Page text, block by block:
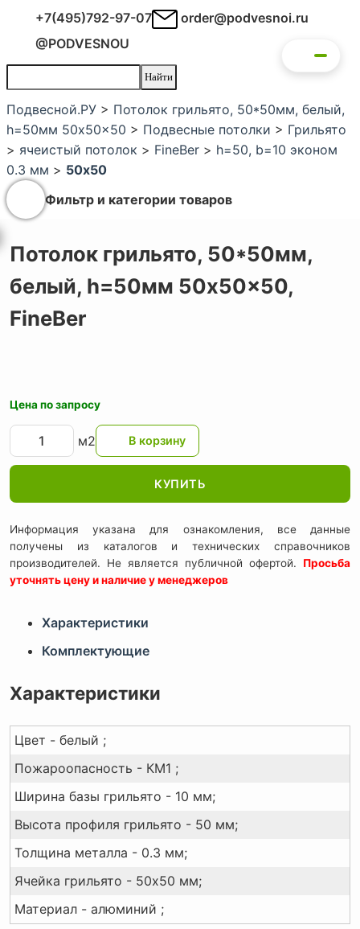
+7(495)792-97-07
order@podvesnoi.ru
@PODVESNOU
Подвесной.РУ > Потолок грильято, 50*50мм, белый,
h=50мм 50x50x50 > Подвесные потолки > Грильято
> ячеистый потолок > FineBer > h=50, b=10 эконом
0.3 мм > 50х50
Фильтр и категории товаров
Потолок грильято, 50*50мм,
белый, h=50мм 50x50x50,
FineBer
Цена по запросу
м2
КУПИТЬ
Информация указана для ознакомления, все данные
получены из каталогов и технических справочников
производителей. Не является публичной офертой. Просьба
уточнять цену и наличие у менеджеров
Характеристики
Комплектующие
Характеристики
Цвет - белый ;
Пожароопасность - КМ1 ;
Ширина базы грильято - 10 мм;
Высота профиля грильято - 50 мм;
Толщина металла - 0.3 мм;
Ячейка грильято - 50x50 мм;
Материал - алюминий ;